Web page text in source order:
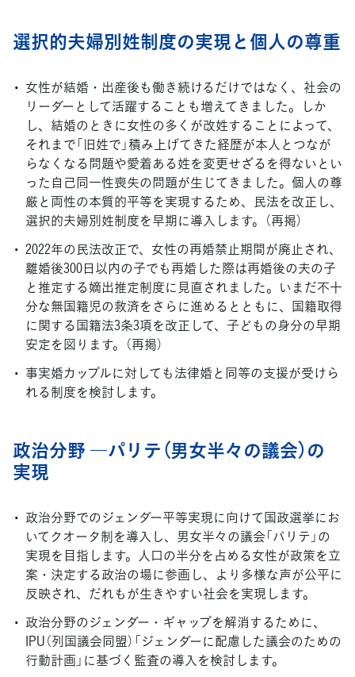
選択的夫婦別姓制度の実現と個人の尊重
女性が結婚・出産後も働き続けるだけではなく、社会の
リーダーとして活躍することも増えてきました。しか
し、結婚のときに女性の多くが改姓することによって、
それまで「旧姓で」積み上げてきた経歴が本人とつなが
らなくなる問題や愛着ある姓を変更せざるを得ないとい
った自己同一性喪失の問題が生じてきました。個人の尊
厳と両性の本質的平等を実現するため、民法を改正し、
選択的夫婦別姓制度を早期に導入します。（再掲）
2022年の民法改正で、女性の再婚禁止期間が廃止され、
離婚後300日以内の子でも再婚した際は再婚後の夫の子
と推定する嫡出推定制度に見直されました。いまだ不十
分な無国籍児の救済をさらに進めるとともに、国籍取得
に関する国籍法3条3項を改正して、子どもの身分の早期
安定を図ります。（再掲）
事実婚カップルに対しても法律婚と同等の支援が受けら
れる制度を検討します。
政治分野 ―パリテ（男女半々の議会）の
実現
政治分野でのジェンダー平等実現に向けて国政選挙にお
いてクオータ制を導入し、男女半々の議会「パリテ」の
実現を目指します。人口の半分を占める女性が政策を立
案・決定する政治の場に参画し、より多様な声が公平に
反映され、だれもが生きやすい社会を実現します。
政治分野のジェンダー・ギャップを解消するために、
IPU（列国議会同盟）「ジェンダーに配慮した議会のための
行動計画」に基づく監査の導入を検討します。